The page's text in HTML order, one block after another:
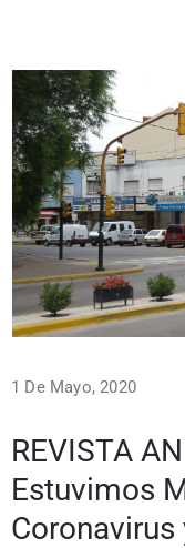
1 De Mayo, 2020
REVISTA
Estuvimos